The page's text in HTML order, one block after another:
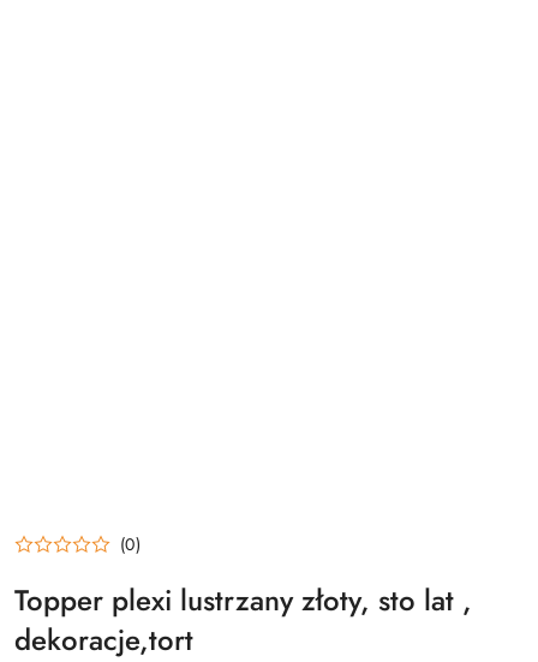
(0)
Topper plexi lustrzany złoty, sto lat ,
dekoracje,tort